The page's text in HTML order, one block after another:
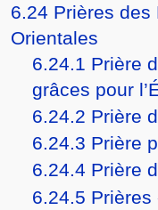
6.24 Prières des
Orientales
6.24.1 Prière
grâces pour
6.24.2 Prière
6.24.3 Prière
6.24.4 Prière
6.24.5 Prières